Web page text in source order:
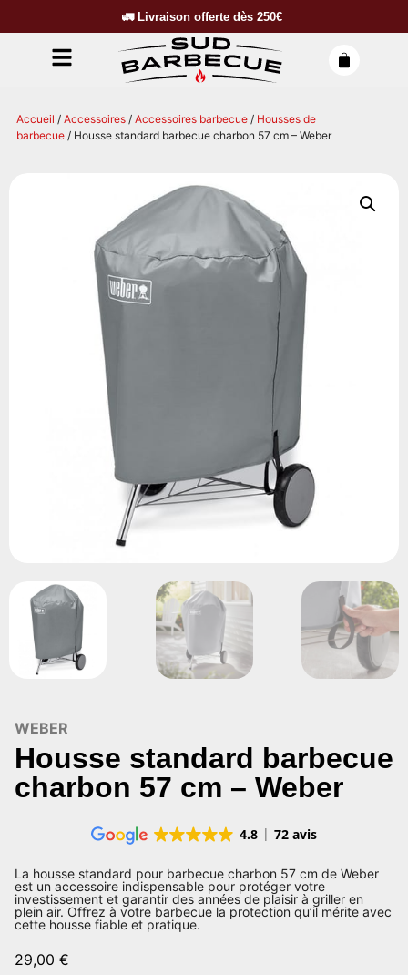
🚛 Livraison offerte dès 250€
Accueil / Accessoires / Accessoires barbecue / Housses de
barbecue / Housse standard barbecue charbon 57 cm – Weber
WEBER
Housse standard barbecue
charbon 57 cm – Weber
4.8 72 avis
La housse standard pour barbecue charbon 57 cm de Weber
est un accessoire indispensable pour protéger votre
investissement et garantir des années de plaisir à griller en
plein air. Offrez à votre barbecue la protection qu’il mérite avec
cette housse fiable et pratique.
29,00 €